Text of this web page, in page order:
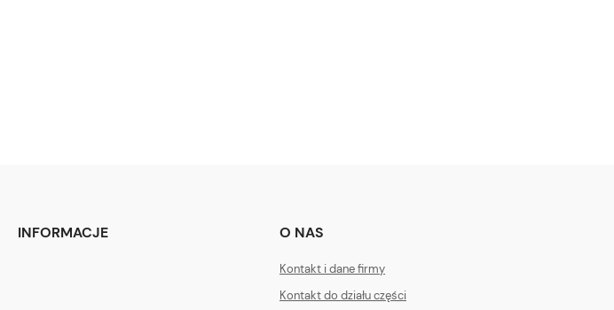
INFORMACJE O NAS
Kontakt i dane firmy
Kontakt do działu części